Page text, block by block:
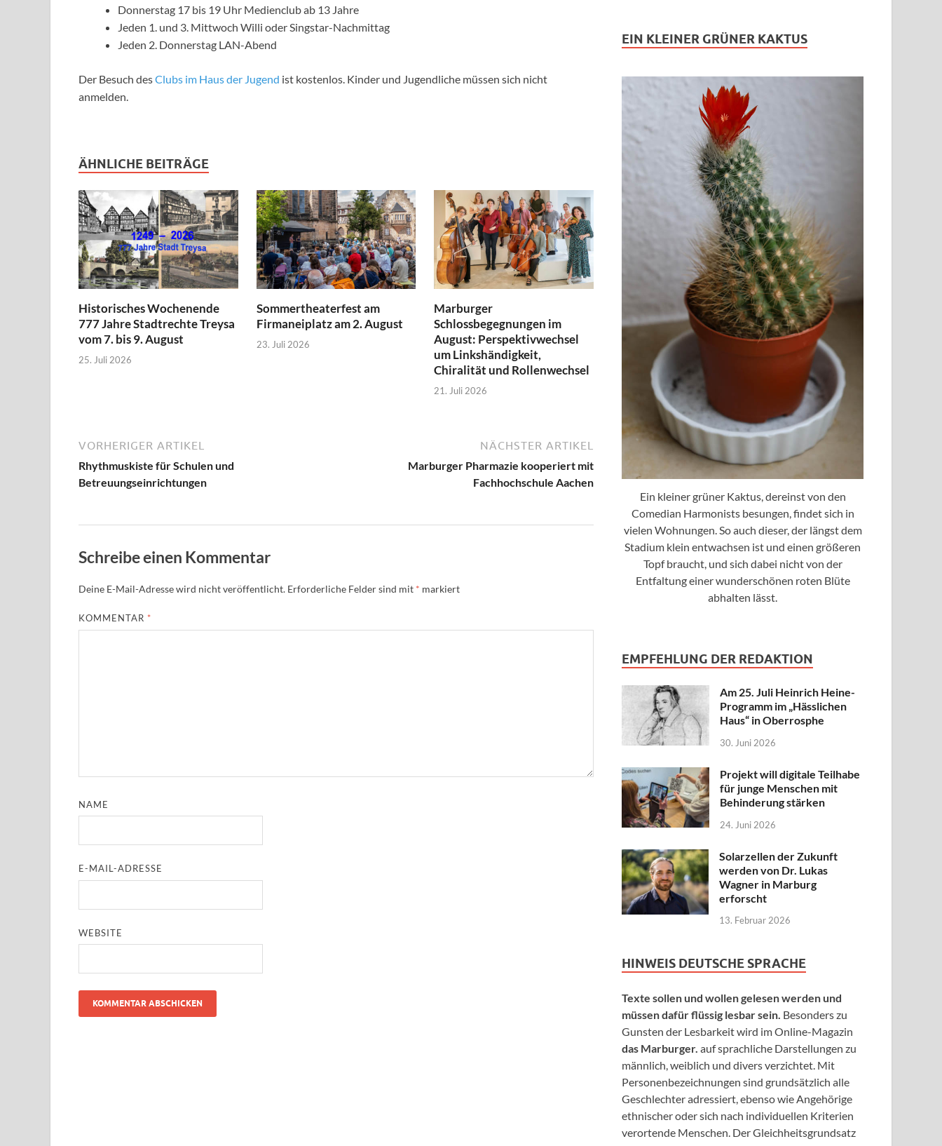
Donnerstag 17 bis 19 Uhr Medienclub ab 13 Jahre
Jeden 1. und 3. Mittwoch Willi oder Singstar-Nachmittag
Jeden 2. Donnerstag LAN-Abend
Der Besuch desClubs im Haus der Jugend ist kostenlos. Kinder und Jugendliche müssen sich nicht
anmelden.
ÄHNLICHE BEITRÄGE
Historisches Wochenende
777 Jahre Stadtrechte Treysa
vom 7. bis 9. August
25. Juli 2026
Sommertheaterfest am
Firmaneiplatz am 2. August
23. Juli 2026
Marburger
Schlossbegegnungen im
August: Perspektivwechsel
um Linkshändigkeit,
Chiralität und Rollenwechsel
21. Juli 2026
VORHERIGER ARTIKEL
Rhythmuskiste für Schulen und
Betreuungseinrichtungen
NÄCHSTER ARTIKEL
Marburger Pharmazie kooperiert mit
Fachhochschule Aachen
Schreibe einen Kommentar
Deine E-Mail-Adresse wird nicht veröffentlicht. Erforderliche Felder sind mit * markiert
KOMMENTAR *
NAME
E-MAIL-ADRESSE
WEBSITE
EIN KLEINER GRÜNER KAKTUS
Ein kleiner grüner Kaktus, dereinst von den
Comedian Harmonists besungen, findet sich in
vielen Wohnungen. So auch dieser, der längst dem
Stadium klein entwachsen ist und einen größeren
Topf braucht, und sich dabei nicht von der
Entfaltung einer wunderschönen roten Blüte
abhalten lässt.
EMPFEHLUNG DER REDAKTION
Am 25. Juli Heinrich Heine-
Programm im „Hässlichen
Haus“ in Oberrosphe
30. Juni 2026
Projekt will digitale Teilhabe
für junge Menschen mit
Behinderung stärken
24. Juni 2026
Solarzellen der Zukunft
werden von Dr. Lukas
Wagner in Marburg
erforscht
13. Februar 2026
HINWEIS DEUTSCHE SPRACHE
Texte sollen und wollen gelesen werden und
müssen dafür flüssig lesbar sein. Besonders zu
Gunsten der Lesbarkeit wird im Online-Magazin
das Marburger. auf sprachliche Darstellungen zu
männlich, weiblich und divers verzichtet. Mit
Personenbezeichnungen sind grundsätzlich alle
Geschlechter adressiert, ebenso wie Angehörige
ethnischer oder sich nach individuellen Kriterien
verortende Menschen. Der Gleichheitsgrundsatz